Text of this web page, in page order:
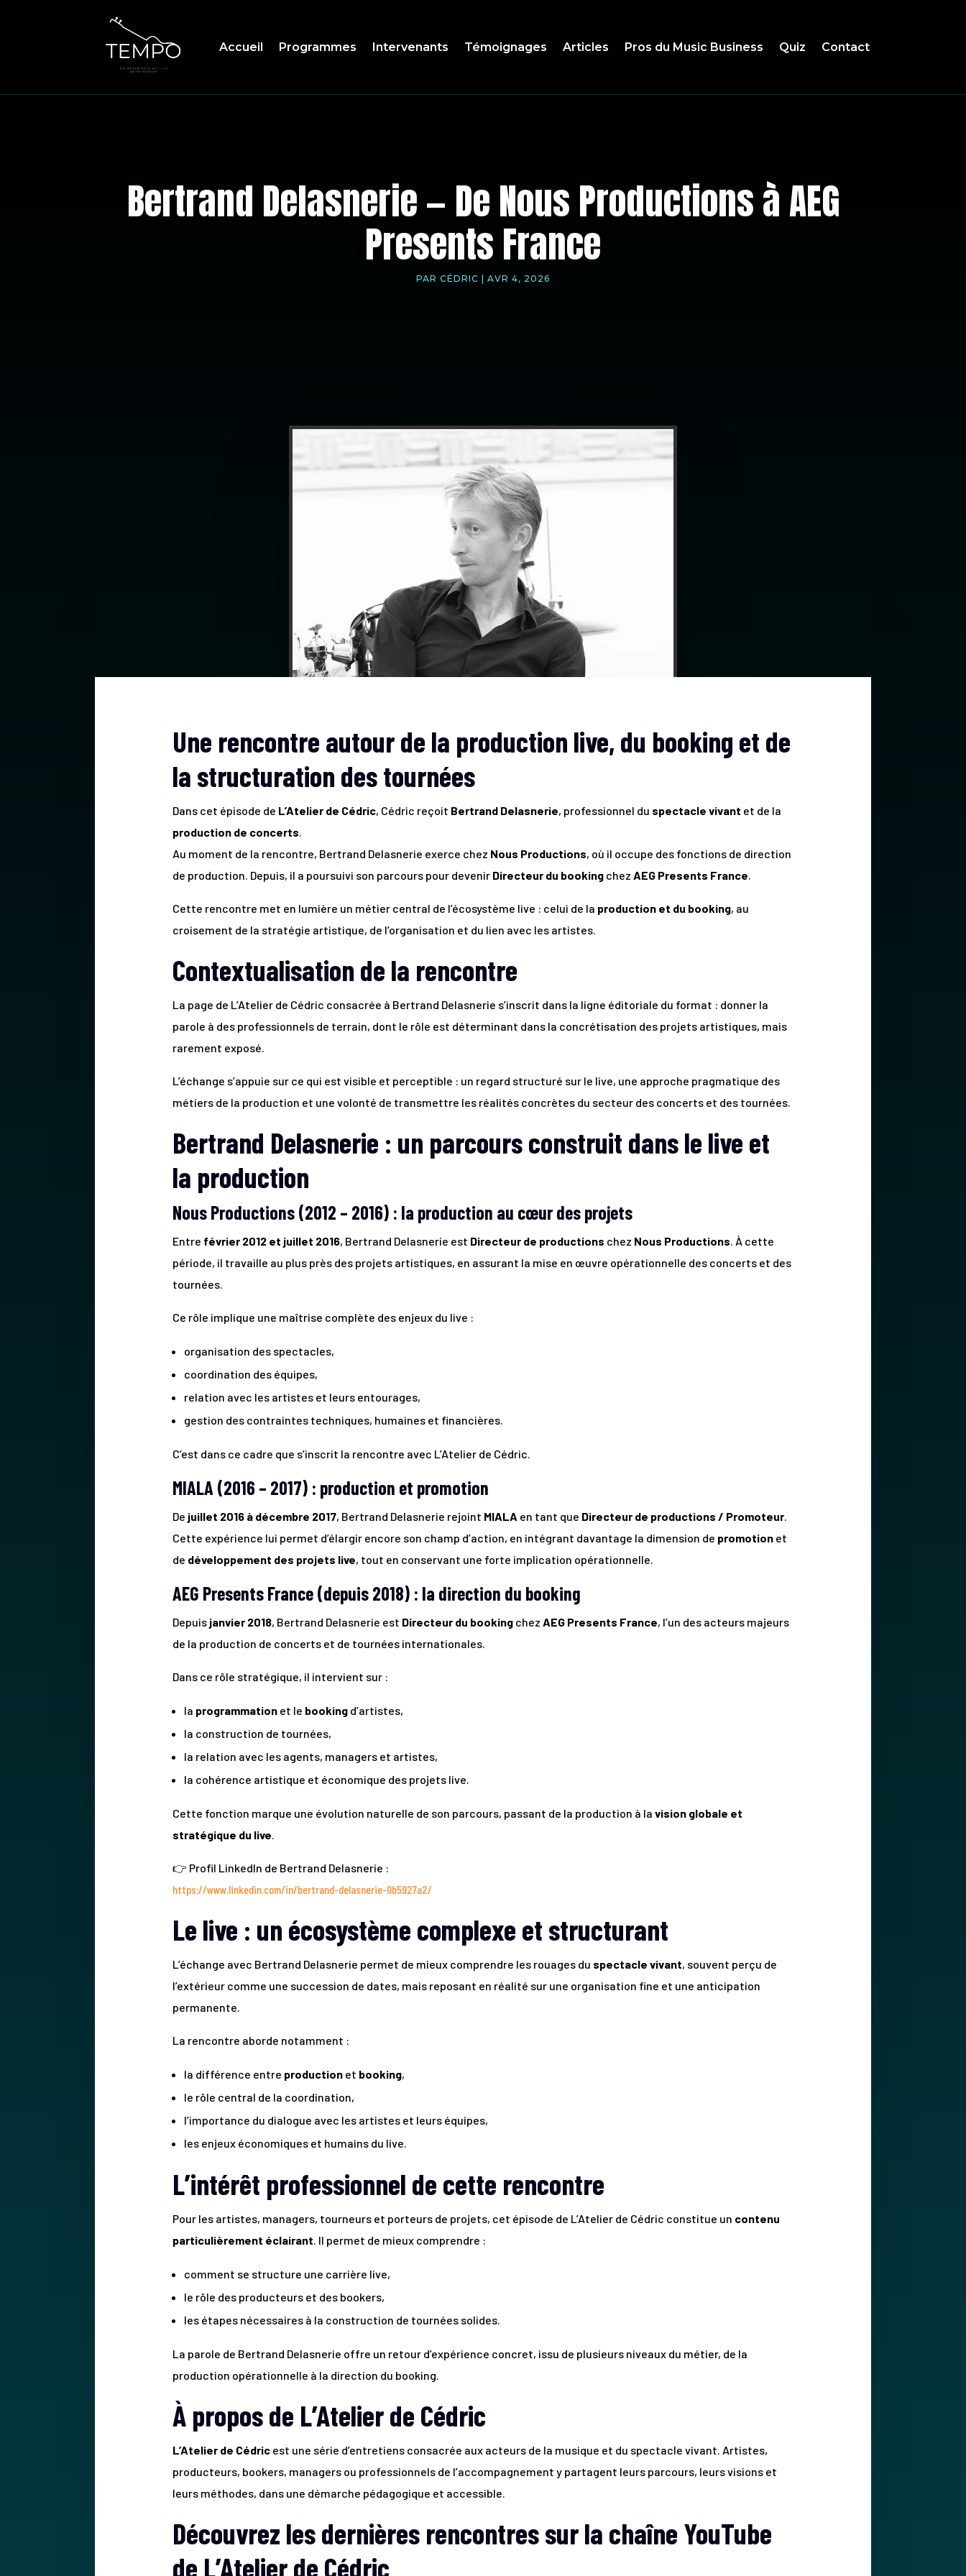
Accueil Programmes Intervenants Témoignages Articles Pros du Music Business Quiz Contact
Bertrand Delasnerie — De Nous Productions à AEG
Presents France
PAR CÉDRIC AVR 4, 2026
Une rencontre autour de la production live, du booking et de
la structuration des tournées
Dans cet épisode de L’Atelier de Cédric, Cédric reçoit Bertrand Delasnerie, professionnel du spectacle vivant et de la
production de concerts
Au moment de la rencontre, Bertrand Delasnerie exerce chez Nous Productions, où il occupe des fonctions de direction
de production. Depuis, il a poursuivi son parcours pour devenir Directeur du booking chez AEG Presents France
Cette rencontre met en lumière un métier central de l’écosystème live : celui de la production et du booking, au
croisement de la stratégie artistique, de l’organisation et du lien avec les artistes.
Contextualisation de la rencontre
La page de L’Atelier de Cédric consacrée à Bertrand Delasnerie s’inscrit dans la ligne éditoriale du format : donner la
parole à des professionnels de terrain, dont le rôle est déterminant dans la concrétisation des projets artistiques, mais
rarement exposé.
L’échange s’appuie sur ce qui est visible et perceptible : un regard structuré sur le live, une approche pragmatique des
métiers de la production et une volonté de transmettre les réalités concrètes du secteur des concerts et des tournées.
Bertrand Delasnerie : un parcours construit dans le live et
la production
Nous Productions (2012 – 2016) : la production au cœur des projets
Entre février 2012 et juillet 2016, Bertrand Delasnerie est Directeur de productions chez Nous Productions . À cette
période, il travaille au plus près des projets artistiques, en assurant la mise en œuvre opérationnelle des concerts et des
tournées.
Ce rôle implique une maîtrise complète des enjeux du live :
organisation des spectacles,
coordination des équipes,
relation avec les artistes et leurs entourages,
gestion des contraintes techniques, humaines et financières.
C’est dans ce cadre que s’inscrit la rencontre avec L’Atelier de Cédric.
MIALA (2016 – 2017) : production et promotion
De juillet 2016 à décembre 2017, Bertrand Delasnerie rejoint MIALA en tant que Directeur de productions / Promoteur
Cette expérience lui permet d’élargir encore son champ d’action, en intégrant davantage la dimension de promotion et
de développement des projets live, tout en conservant une forte implication opérationnelle.
AEG Presents France (depuis 2018) : la direction du booking
Depuis janvier 2018, Bertrand Delasnerie est Directeur du booking chez AEG Presents France, l’un des acteurs majeurs
de la production de concerts et de tournées internationales.
Dans ce rôle stratégique, il intervient sur :
la programmation et le booking d’artistes,
la construction de tournées,
la relation avec les agents, managers et artistes,
la cohérence artistique et économique des projets live.
Cette fonction marque une évolution naturelle de son parcours, passant de la production à la vision globale et
stratégique du live
👉 Profil LinkedIn de Bertrand Delasnerie :
https://www.linkedin.com/in/bertrand-delasnerie-0b5927a2/
Le live : un écosystème complexe et structurant
L’échange avec Bertrand Delasnerie permet de mieux comprendre les rouages du spectacle vivant, souvent perçu de
l’extérieur comme une succession de dates, mais reposant en réalité sur une organisation fine et une anticipation
permanente.
La rencontre aborde notamment :
la différence entre production et booking,
le rôle central de la coordination,
l’importance du dialogue avec les artistes et leurs équipes,
les enjeux économiques et humains du live.
L’intérêt professionnel de cette rencontre
Pour les artistes, managers, tourneurs et porteurs de projets, cet épisode de L’Atelier de Cédric constitue un contenu
particulièrement éclairant . Il permet de mieux comprendre :
comment se structure une carrière live,
le rôle des producteurs et des bookers,
les étapes nécessaires à la construction de tournées solides.
La parole de Bertrand Delasnerie offre un retour d’expérience concret, issu de plusieurs niveaux du métier, de la
production opérationnelle à la direction du booking.
À propos de L’Atelier de Cédric
L’Atelier de Cédric est une série d’entretiens consacrée aux acteurs de la musique et du spectacle vivant. Artistes,
producteurs, bookers, managers ou professionnels de l’accompagnement y partagent leurs parcours, leurs visions et
leurs méthodes, dans une démarche pédagogique et accessible.
Découvrez les dernières rencontres sur la chaîne YouTube
de L’Atelier de Cédric